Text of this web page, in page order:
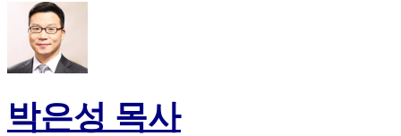
박은성 목사